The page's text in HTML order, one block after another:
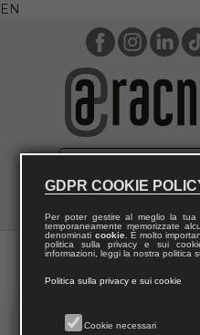
EN
GDPR COOKIE
Per poter gestire al meglio la tua
temporaneamente memorizzate
denominati cookie. È molto
politica sulla privacy e sui
informazioni, leggi la nostra politica
Politica sulla privacy e sui cookie
Cookie necessari